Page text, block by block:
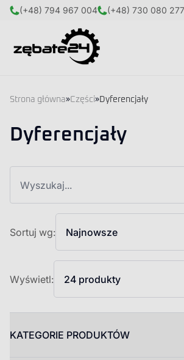
(+48) 794 967 004 (+48) 730 080 277
Strona główna»Części»Dyferencjały
Dyferencjały
Sortuj wg: Najnowsze
Wyświetl: 24 produkty
KATEGORIE PRODUKTÓW